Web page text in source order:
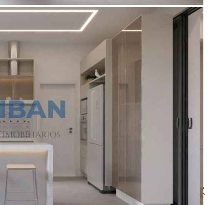
4 Banheiros
200.00 m²
Ligamos para você!
Descrição
excelente imovél sendo 3 suites completa em armarios, escritorio,
lavabo ,sala com 2 ambientes , cozinha gourmet despensa area de
serviço piscina garagem para 2 carros paisagismo.